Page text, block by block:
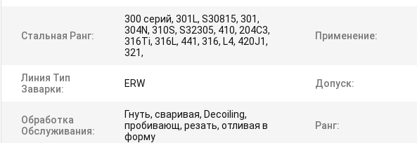
Стальная Ранг:
300 серий, 301L, S30815, 301,
304N, 310S, S32305, 410, 204C3,
316Ti, 316L, 441, 316, L4, 420J1,
321,
Применение:
Линия Тип
Заварки:
ERW Допуск:
Обработка
Обслуживания:
Гнуть, сваривая, Decoiling,
пробивающ, резать, отливая в
форму
Ранг: